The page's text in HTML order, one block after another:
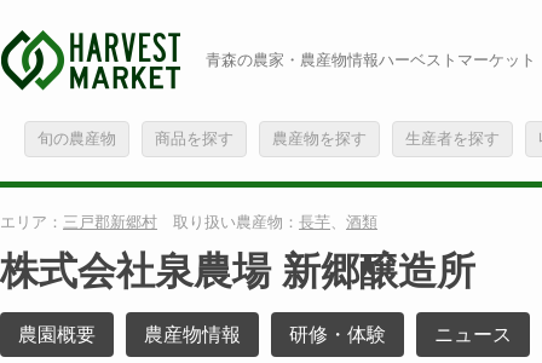
青森の農家・農産物情報ハーベストマーケット
旬の農産物 商品を探す 農産物を探す 生産者を探す
エリア： 三戸郡新郷村 取り扱い農産物： 長芋、 酒類
株式会社泉農場 新郷醸造所
農園概要 農産物情報 研修・体験 ニュース